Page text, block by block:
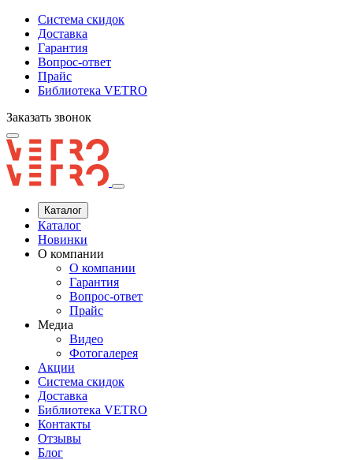
Система скидок
Доставка
Гарантия
Вопрос-ответ
Прайс
Библиотека VETRO
Заказать звонок
Каталог
Каталог
Новинки
О компании
О компании
Гарантия
Вопрос-ответ
Прайс
Медиа
Видео
Фотогалерея
Акции
Система скидок
Доставка
Библиотека VETRO
Контакты
Отзывы
Блог